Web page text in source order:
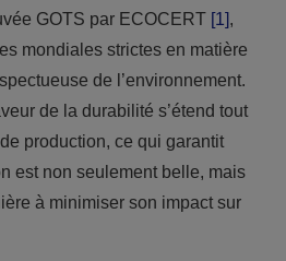
GOTS par ECOCERT [1],
mondiales strictes en matière
de l’environnement.
de la durabilité s’étend tout
production, ce qui garantit
est non seulement belle, mais
à minimiser son impact sur